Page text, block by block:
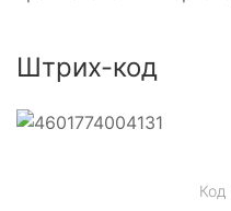
Штрих-код
Код